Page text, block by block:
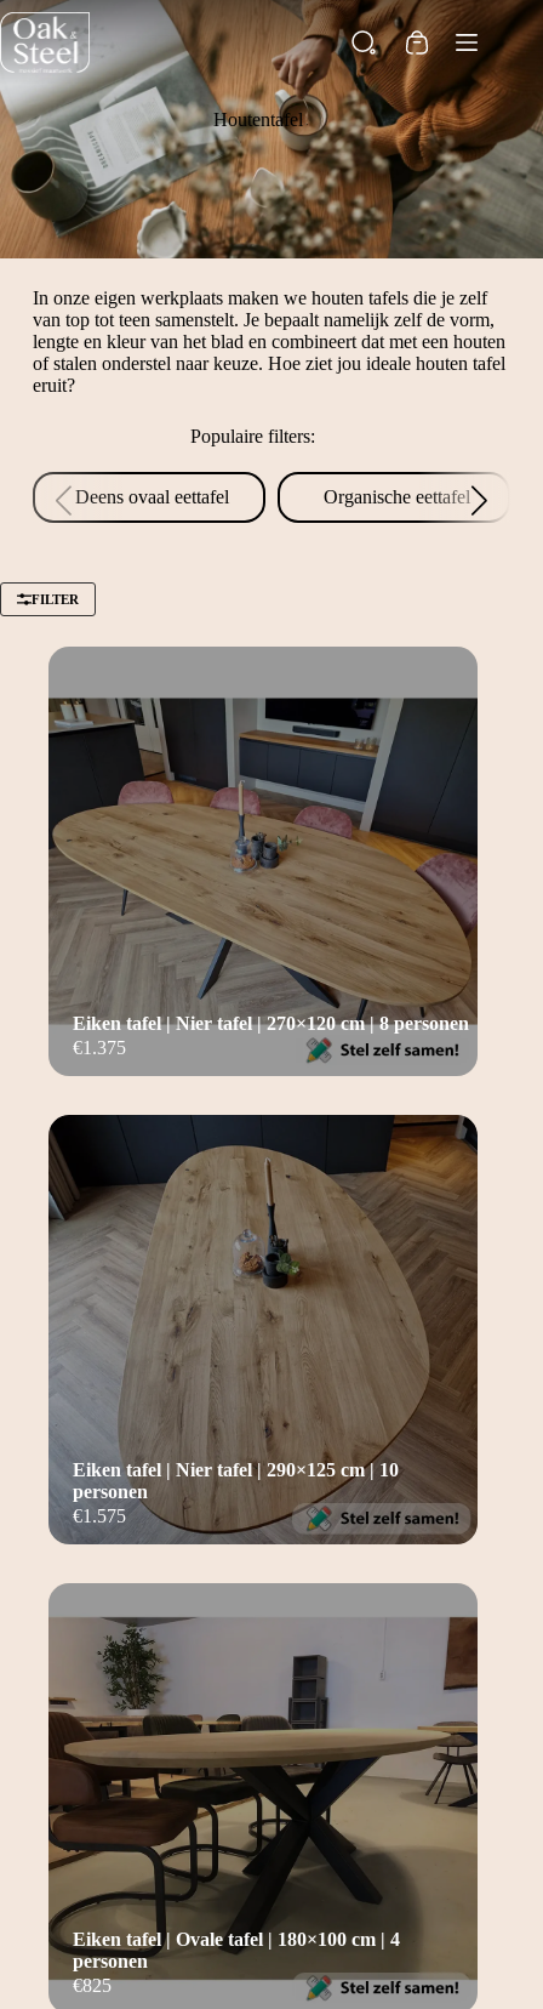
Ga
naar
de
inhoud
Winkelwagen
Houtentafel
In onze eigen werkplaats maken we houten tafels die je zelf
van top tot teen samenstelt. Je bepaalt namelijk zelf de vorm,
lengte en kleur van het blad en combineert dat met een houten
of stalen onderstel naar keuze. Hoe ziet jou ideale houten tafel
eruit?
Populaire filters:
Deens ovaal eettafel Organische eettafel
FILTER
€1.375
Eiken tafel | Nier tafel | 270×120 cm | 8 personen
€1.575
Eiken tafel | Nier tafel | 290×125 cm | 10
personen
€825
Eiken tafel | Ovale tafel | 180×100 cm | 4
personen